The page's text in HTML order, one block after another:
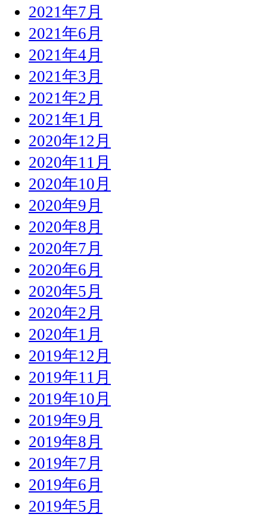
2021年7月
2021年6月
2021年4月
2021年3月
2021年2月
2021年1月
2020年12月
2020年11月
2020年10月
2020年9月
2020年8月
2020年7月
2020年6月
2020年5月
2020年2月
2020年1月
2019年12月
2019年11月
2019年10月
2019年9月
2019年8月
2019年7月
2019年6月
2019年5月